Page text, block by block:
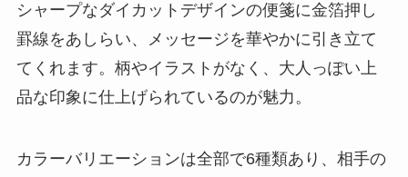
シャープなダイカットデザインの便箋に金箔押し
罫線をあしらい、メッセージを華やかに引き立て
てくれます。柄やイラストがなく、大人っぽい上
品な印象に仕上げられているのが魅力。
カラーバリエーションは全部で6種類あり、相手の